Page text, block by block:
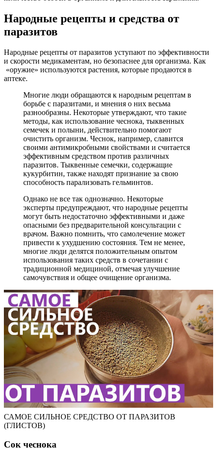
Народные рецепты и средства от
паразитов
Народные рецепты от паразитов уступают по эффективности
и скорости медикаментам, но безопаснее для организма. Как
«оружие» используются растения, которые продаются в
аптеке.
Многие люди обращаются к народным рецептам в
борьбе с паразитами, и мнения о них весьма
разнообразны. Некоторые утверждают, что такие
методы, как использование чеснока, тыквенных
семечек и полыни, действительно помогают
очистить организм. Чеснок, например, славится
своими антимикробными свойствами и считается
эффективным средством против различных
паразитов. Тыквенные семечки, содержащие
кукурбитин, также находят признание за свою
способность парализовать гельминтов.
Однако не все так однозначно. Некоторые
эксперты предупреждают, что народные рецепты
могут быть недостаточно эффективными и даже
опасными без предварительной консультации с
врачом. Важно помнить, что самолечение может
привести к ухудшению состояния. Тем не менее,
многие люди делятся положительным опытом
использования таких средств в сочетании с
традиционной медициной, отмечая улучшение
самочувствия и общее очищение организма.
САМОЕ СИЛЬНОЕ СРЕДСТВО ОТ ПАРАЗИТОВ
(ГЛИСТОВ)
Сок чеснока